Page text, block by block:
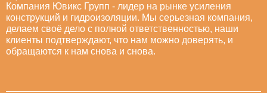
Компания Ювикс Групп - лидер на рынке усиления
конструкций и гидроизоляции. Мы серьезная компания,
делаем своё дело с полной ответственностью, наши
клиенты подтверждают, что нам можно доверять, и
обращаются к нам снова и снова.